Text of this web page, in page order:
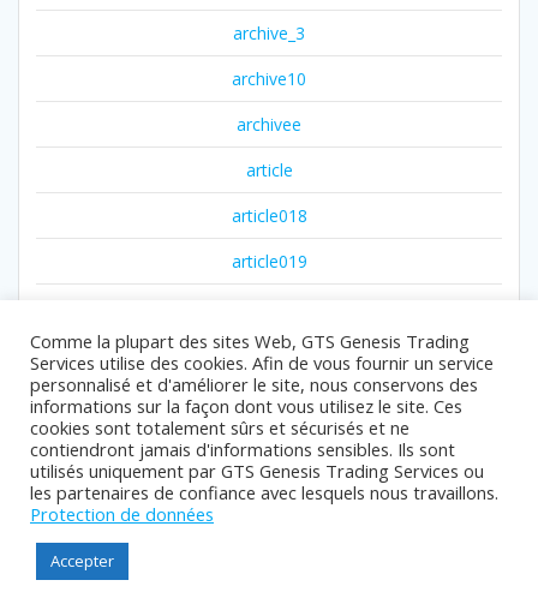
archive_3
archive10
archivee
article
article018
article019
article11
article111
article12
article14
Comme la plupart des sites Web, GTS Genesis Trading
Services utilise des cookies. Afin de vous fournir un service
personnalisé et d'améliorer le site, nous conservons des
informations sur la façon dont vous utilisez le site. Ces
cookies sont totalement sûrs et sécurisés et ne
contiendront jamais d'informations sensibles. Ils sont
utilisés uniquement par GTS Genesis Trading Services ou
les partenaires de confiance avec lesquels nous travaillons.
Protection de données
Accepter